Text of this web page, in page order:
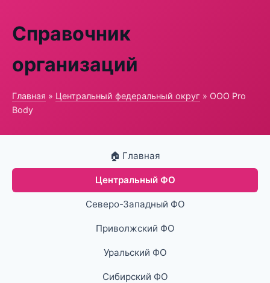
Справочник
организаций
Главная » Центральный федеральный округ » ООО Pro
Body
🏠 Главная
Центральный ФО
Северо-Западный ФО
Приволжский ФО
Уральский ФО
Сибирский ФО